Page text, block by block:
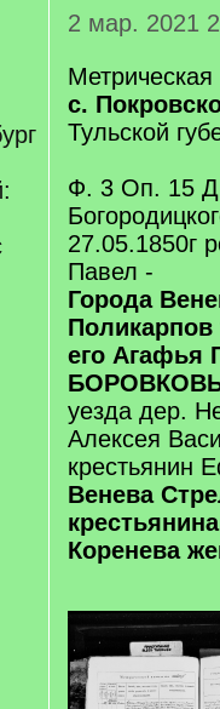
2 мар. 2021
Метрическая
с.
Тульской
Ф. 3 Оп. 15 Д.
27.05.1850г
Павел -
Города
Поликарпов
его Агафья
уезда дер.
Алексея
крестьянин
Венева
Коренева